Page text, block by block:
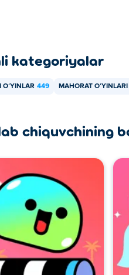
kategoriyalar
OʻYINLAR 449 MAHORAT OʻYINLARI
chiquvchining